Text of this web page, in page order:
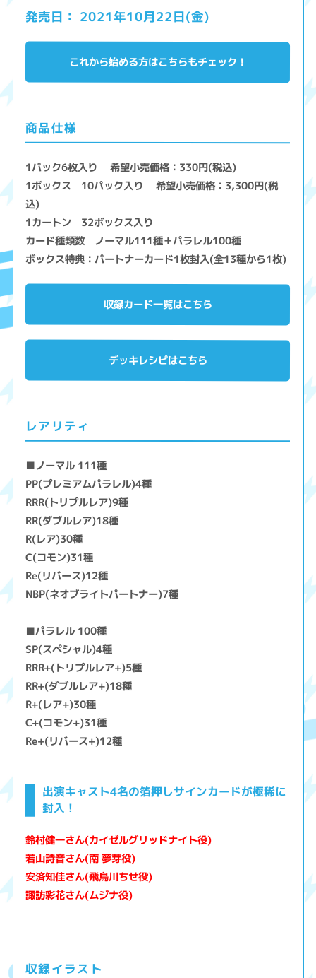
発売日： 2021年10月22日(金)
これから始める方はこちらもチェック！
商品仕様
1パック6枚入り 希望小売価格：330円(税込)
1ボックス 10パック入り 希望小売価格：3,300円(税
込)
1カートン 32ボックス入り
カード種類数 ノーマル111種＋パラレル100種
ボックス特典：パートナーカード1枚封入(全13種から1枚)
収録カード一覧はこちら
デッキレシピはこちら
レアリティ
■ノーマル 111種
PP(プレミアムパラレル)4種
RRR(トリプルレア)9種
RR(ダブルレア)18種
R(レア)30種
C(コモン)31種
Re(リバース)12種
NBP(ネオブライトパートナー)7種
■パラレル 100種
SP(スペシャル)4種
RRR+(トリプルレア+)5種
RR+(ダブルレア+)18種
R+(レア+)30種
C+(コモン+)31種
Re+(リバース+)12種
出演キャスト4名の箔押しサインカードが極稀に
封入！
鈴村健一さん(カイゼルグリッドナイト役)
若山詩音さん(南 夢芽役)
安済知佳さん(飛鳥川ちせ役)
諏訪彩花さん(ムジナ役)
収録イラスト